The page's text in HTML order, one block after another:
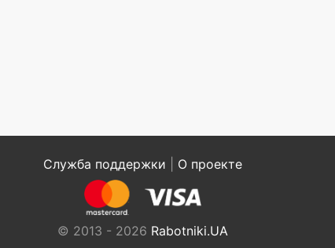
Служба поддержки О проекте
© 2013 - 2026 Rabotniki.UA